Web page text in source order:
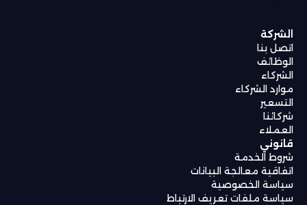
الشركة
اتصل بنا
الوظائف
الشركاء
موارد الشركاء
التسعير
شركائنا
العملاء
قانوني
شروط الخدمة
اتفاقية معالجة البيانات
سياسة الخصوصية
سياسة ملفات تعريف الارتباط